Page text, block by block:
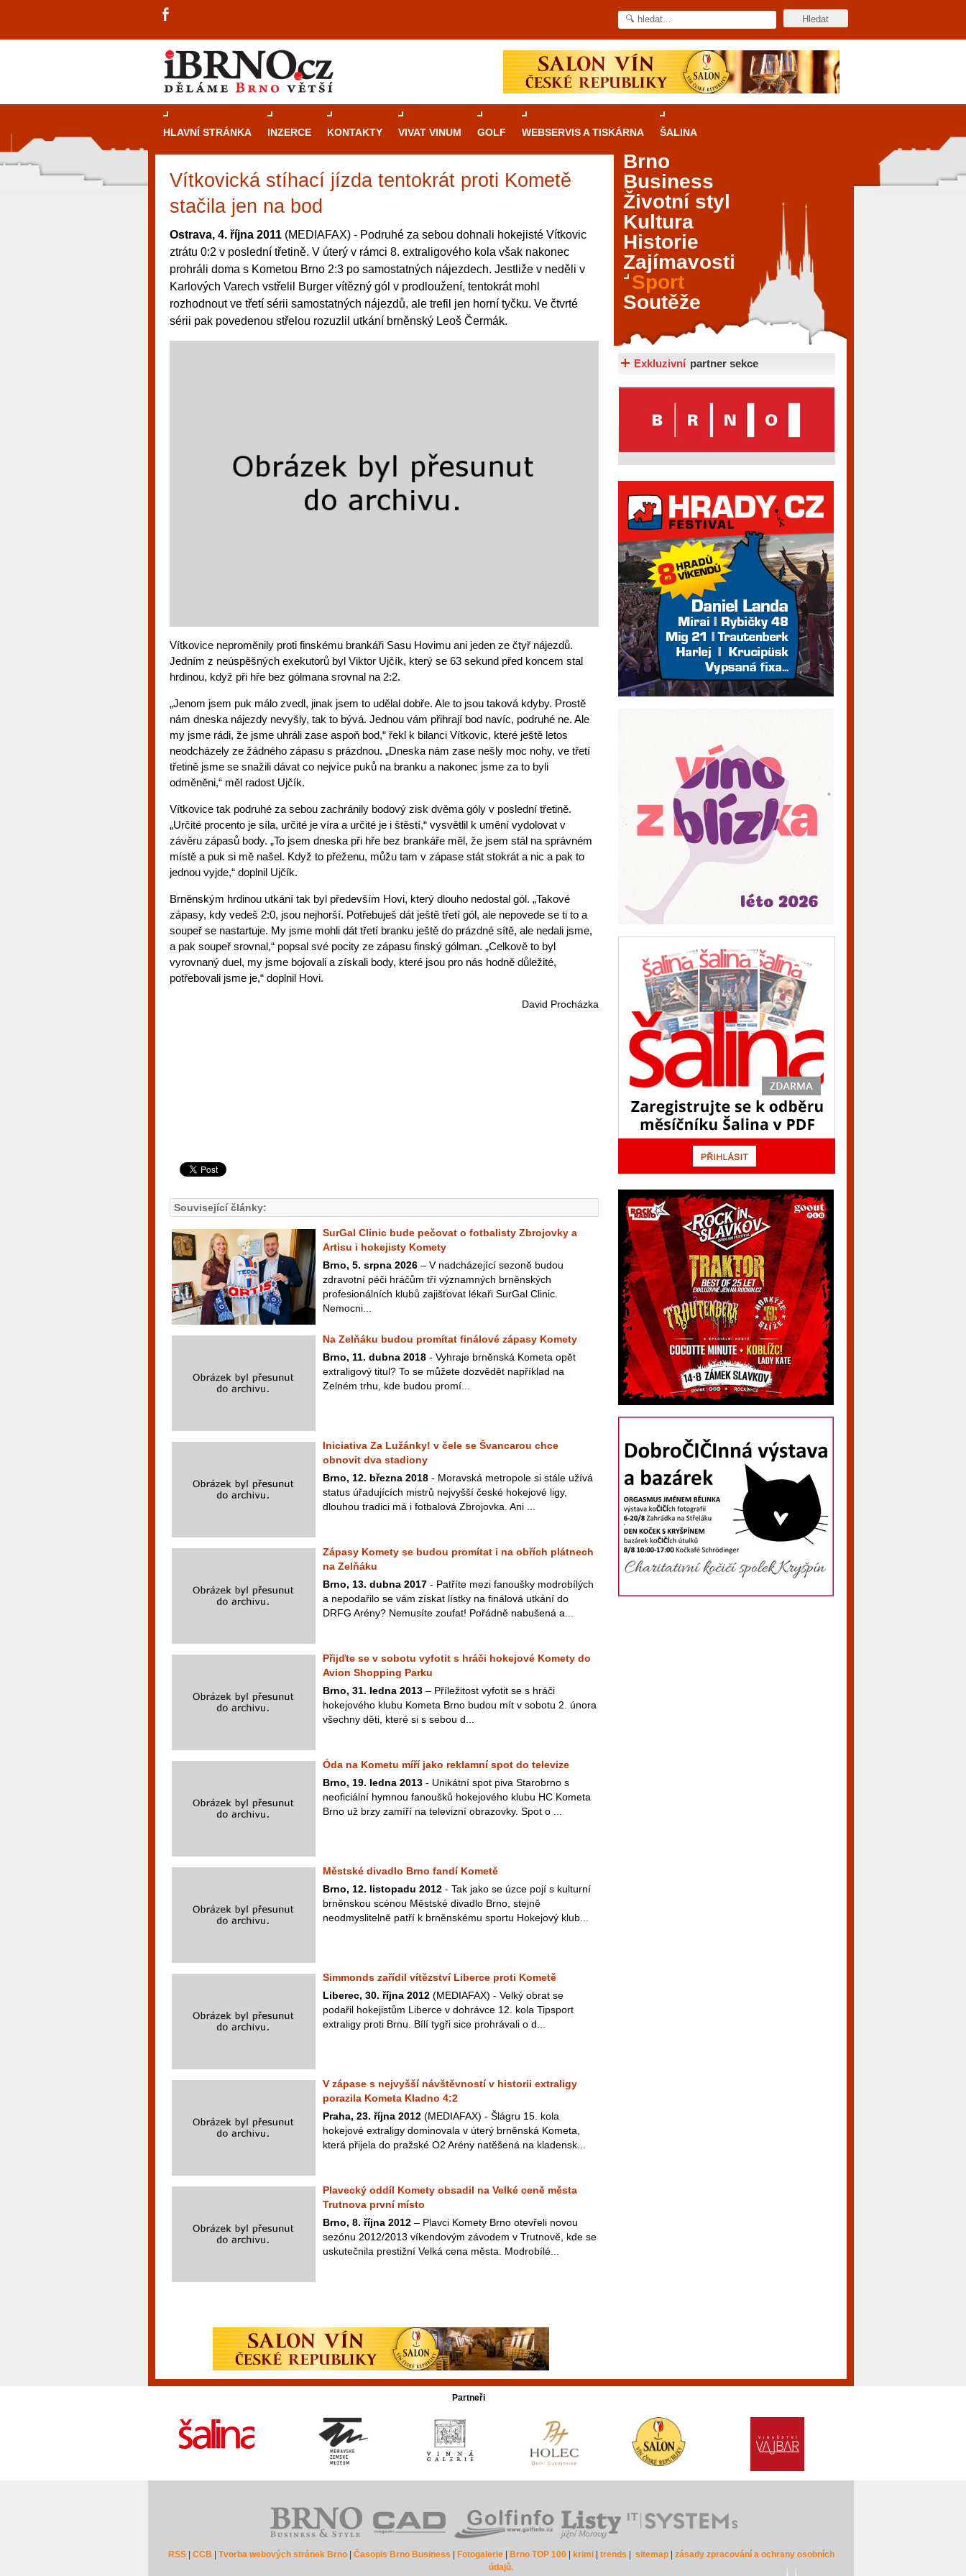
HLAVNÍ STRÁNKA INZERCE KONTAKTY VIVAT VINUM GOLF WEBSERVIS A TISKÁRNA ŠALINA
Vítkovická stíhací jízda tentokrát proti Kometě
stačila jen na bod
Ostrava, 4. října 2011 (MEDIAFAX) - Podruhé za sebou dohnali hokejisté Vítkovic
ztrátu 0:2 v poslední třetině. V úterý v rámci 8. extraligového kola však nakonec
prohráli doma s Kometou Brno 2:3 po samostatných nájezdech. Jestliže v neděli v
Karlových Varech vstřelil Burger vítězný gól v prodloužení, tentokrát mohl
rozhodnout ve třetí sérii samostatných nájezdů, ale trefil jen horní tyčku. Ve čtvrté
sérii pak povedenou střelou rozuzlil utkání brněnský Leoš Čermák.
Vítkovice neproměnily proti finskému brankáři Sasu Hovimu ani jeden ze čtyř nájezdů.
Jedním z neúspěšných exekutorů byl Viktor Ujčík, který se 63 sekund před koncem stal
hrdinou, když při hře bez gólmana srovnal na 2:2.
„Jenom jsem puk málo zvedl, jinak jsem to udělal dobře. Ale to jsou taková kdyby. Prostě
nám dneska nájezdy nevyšly, tak to bývá. Jednou vám přihrají bod navíc, podruhé ne. Ale
my jsme rádi, že jsme uhráli zase aspoň bod,“ řekl k bilanci Vítkovic, které ještě letos
neodcházely ze žádného zápasu s prázdnou. „Dneska nám zase nešly moc nohy, ve třetí
třetině jsme se snažili dávat co nejvíce puků na branku a nakonec jsme za to byli
odměněni,“ měl radost Ujčík.
Vítkovice tak podruhé za sebou zachránily bodový zisk dvěma góly v poslední třetině.
„Určité procento je síla, určité je víra a určité je i štěstí,“ vysvětlil k umění vydolovat v
závěru zápasů body. „To jsem dneska při hře bez brankáře měl, že jsem stál na správném
místě a puk si mě našel. Když to přeženu, můžu tam v zápase stát stokrát a nic a pak to
jednou vyjde,“ doplnil Ujčík.
Brněnským hrdinou utkání tak byl především Hovi, který dlouho nedostal gól. „Takové
zápasy, kdy vedeš 2:0, jsou nejhorší. Potřebuješ dát ještě třetí gól, ale nepovede se ti to a
soupeř se nastartuje. My jsme mohli dát třetí branku ještě do prázdné sítě, ale nedali jsme,
a pak soupeř srovnal,“ popsal své pocity ze zápasu finský gólman. „Celkově to byl
vyrovnaný duel, my jsme bojovali a získali body, které jsou pro nás hodně důležité,
potřebovali jsme je,“ doplnil Hovi.
David Procházka
Související články:
SurGal Clinic bude pečovat o fotbalisty Zbrojovky a
Artisu i hokejisty Komety
Brno, 5. srpna 2026 – V nadcházející sezoně budou
zdravotní péči hráčům tří významných brněnských
profesionálních klubů zajišťovat lékaři SurGal Clinic.
Nemocni...
Na Zelňáku budou promítat finálové zápasy Komety
Brno, 11. dubna 2018 - Vyhraje brněnská Kometa opět
extraligový titul? To se můžete dozvědět například na
Zelném trhu, kde budou promí...
Iniciativa Za Lužánky! v čele se Švancarou chce
obnovit dva stadiony
Brno, 12. března 2018 - Moravská metropole si stále užívá
status úřadujících mistrů nejvyšší české hokejové ligy,
dlouhou tradici má i fotbalová Zbrojovka. Ani ...
Zápasy Komety se budou promítat i na obřích plátnech
na Zelňáku
Brno, 13. dubna 2017 - Patříte mezi fanoušky modrobílých
a nepodařilo se vám získat lístky na finálová utkání do
DRFG Arény? Nemusíte zoufat! Pořádně nabušená a...
Přijďte se v sobotu vyfotit s hráči hokejové Komety do
Avion Shopping Parku
Brno, 31. ledna 2013 – Příležitost vyfotit se s hráči
hokejového klubu Kometa Brno budou mít v sobotu 2. února
všechny děti, které si s sebou d...
Óda na Kometu míří jako reklamní spot do televize
Brno, 19. ledna 2013 - Unikátní spot piva Starobrno s
neoficiální hymnou fanoušků hokejového klubu HC Kometa
Brno už brzy zamíří na televizní obrazovky. Spot o ...
Městské divadlo Brno fandí Kometě
Brno, 12. listopadu 2012 - Tak jako se úzce pojí s kulturní
brněnskou scénou Městské divadlo Brno, stejně
neodmyslitelně patří k brněnskému sportu Hokejový klub...
Simmonds zařídil vítězství Liberce proti Kometě
Liberec, 30. října 2012 (MEDIAFAX) - Velký obrat se
podařil hokejistům Liberce v dohrávce 12. kola Tipsport
extraligy proti Brnu. Bílí tygři sice prohrávali o d...
V zápase s nejvyšší návštěvností v historii extraligy
porazila Kometa Kladno 4:2
Praha, 23. října 2012 (MEDIAFAX) - Šlágru 15. kola
hokejové extraligy dominovala v úterý brněnská Kometa,
která přijela do pražské O2 Arény natěšená na kladensk...
Plavecký oddíl Komety obsadil na Velké ceně města
Trutnova první místo
Brno, 8. října 2012 – Plavci Komety Brno otevřeli novou
sezónu 2012/2013 víkendovým závodem v Trutnově, kde se
uskutečnila prestižní Velká cena města. Modrobílé...
Průvodcekasinovými hrami v Brně: Od
Brno je městem známým pro zajímavé památky, skvělé
restaurace, divadla a univerzity. Mimo jiné je ale také
místem, kde si můžete legálně a bezpečně vyzkoušet
různé kasinové hry. V neustále kvetoucí moravské
metropoli naleznete širokou nabídku her od klasické
rulety až po moderní automaty jak pro pravidelné
návštěvníky, tak pro příležitostné hráče. V...
Brno
Business
Životní styl
Kultura
Historie
Zajímavosti
Sport
Soutěže
Exkluzivní partner sekce
Partneři
RSS| CCB Tvorba webových stránek Brno| Časopis Brno Business Fotogalerie| Brno TOP 100| krimi| trends sitemap| zásady zpracování a ochrany osobních
údajů.